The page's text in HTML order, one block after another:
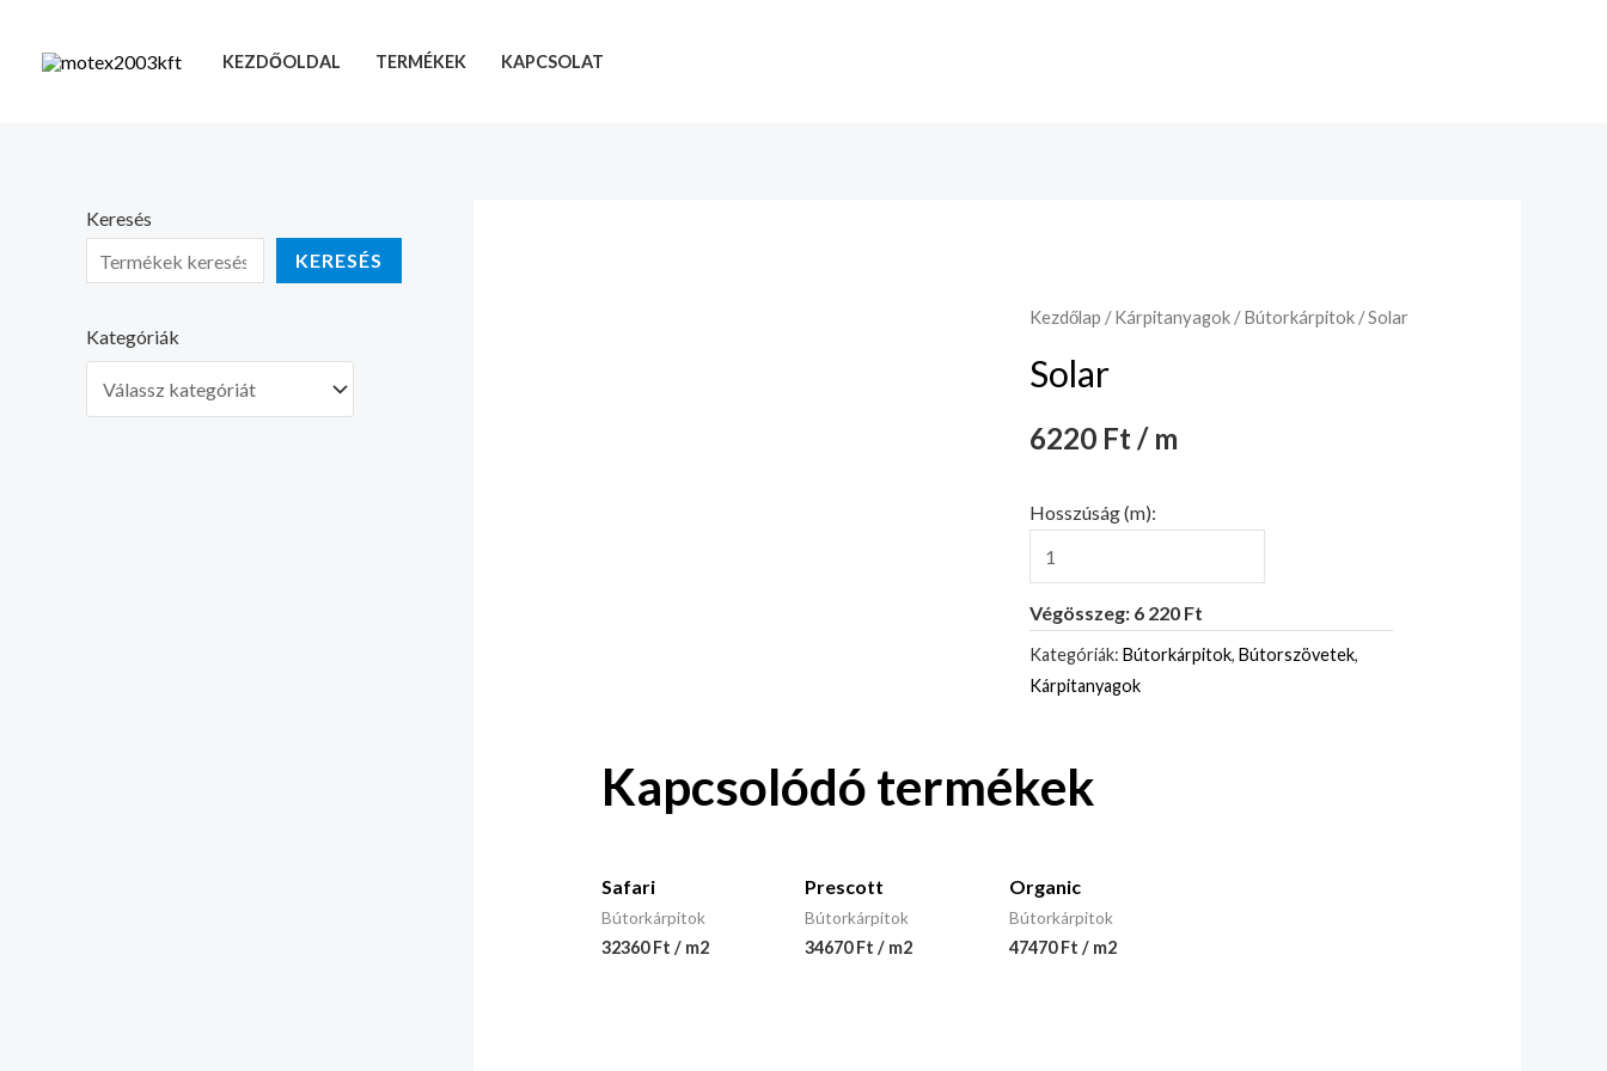
KEZDŐOLDAL TERMÉKEK KAPCSOLAT
Keresés
KERESÉS
Kategóriák
Kezdőlap /Kárpitanyagok/Bútorkárpitok/ Solar
Solar
6220 Ft / m
Hosszúság (m):
Végösszeg: 6 220 Ft
Kategóriák: Bútorkárpitok, Bútorszövetek,
Kárpitanyagok
Kapcsolódó termékek
Safari
Bútorkárpitok
32360 Ft / m2
Prescott
Bútorkárpitok
34670 Ft / m2
Organic
Bútorkárpitok
47470 Ft / m2